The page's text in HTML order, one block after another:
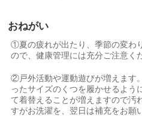
おねがい
①夏の疲れが出たり、季節の変わ
ので、健康管理には充分ご注意く
②戸外活動や運動遊びが増えます
ったサイズのくつを履かせるよう
て着替えることが増えますので汚
すがお洗濯を、翌日は補充をお願